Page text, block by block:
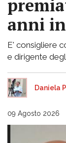
anni
E' consigliere
e dirigente
Daniela
09 Agosto 2026